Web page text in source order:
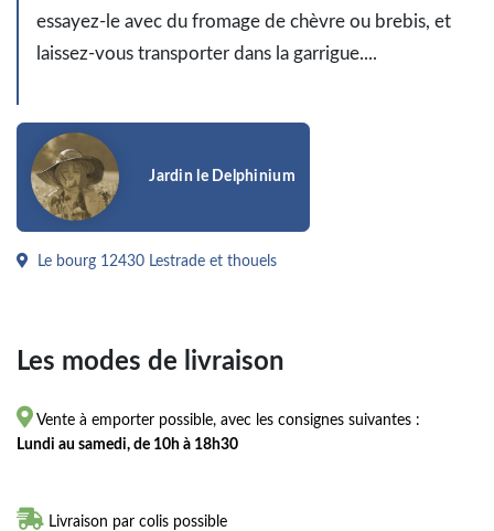
essayez-le avec du fromage de chèvre ou brebis, et
laissez-vous transporter dans la garrigue....
Jardin le Delphinium
Le bourg 12430 Lestrade et thouels
Les modes de livraison
 Vente à emporter possible, avec les consignes suivantes :
Lundi au samedi, de 10h à 18h30
 Livraison par colis possible